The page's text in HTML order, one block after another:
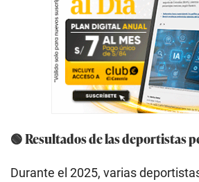
🟢 Resultados de las deportistas
Durante el 2025, varias